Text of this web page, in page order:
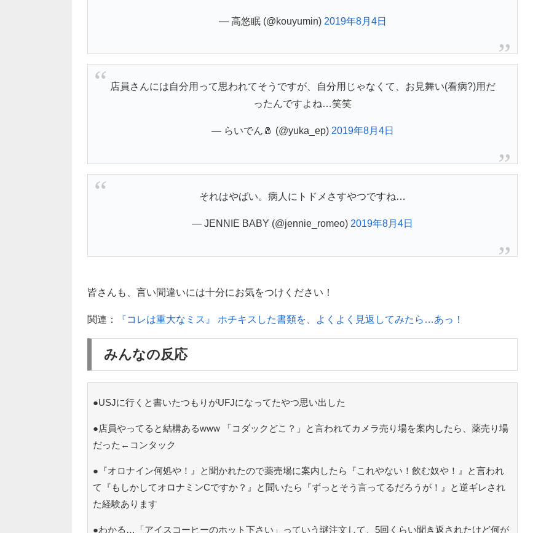
— 高悠眠 (@kouyumin) 2019年8月4日
店員さんには自分用って思われてそうですが、自分用じゃなくて、お見舞い(看病?)用だ
ったんですよね…笑笑
— らいでん🧂 (@yuka_ep) 2019年8月4日
それはやばい。病人にトドメさすやつですね…
— JENNIE BABY (@jennie_romeo) 2019年8月4日
皆さんも、言い間違いには十分にお気をつけください！
関連： 『コレは重大なミス』 ホチキスした書類を、よくよく見返してみたら…あっ！
みんなの反応
●USJに行くと書いたつもりがUFJになってたやつ思い出した
●店員やってると結構あるwww 「コダックどこ？」と言われてカメラ売り場を案内したら、薬売り場
だった←コンタック
●『オロナイン何処や！』と聞かれたので薬売場に案内したら『これやない！飲む奴や！』と言われ
て『もしかしてオロナミンCですか？』と聞いたら『ずっとそう言ってるだろうが！』と逆ギレされ
た経験あります
●わかる…「アイスコーヒーのホット下さい」っていう謎注文して、5回くらい聞き返されたけど何が